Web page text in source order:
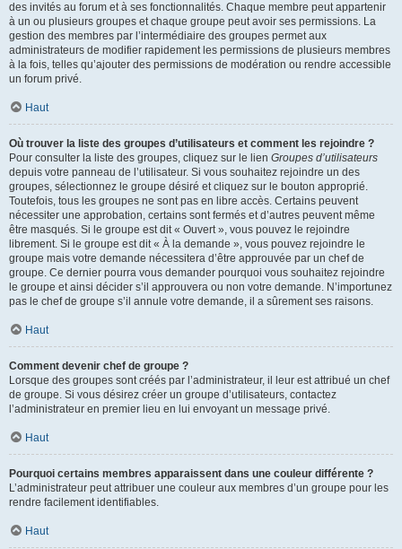
des invités au forum et à ses fonctionnalités. Chaque membre peut appartenir
à un ou plusieurs groupes et chaque groupe peut avoir ses permissions. La
gestion des membres par l’intermédiaire des groupes permet aux
administrateurs de modifier rapidement les permissions de plusieurs membres
à la fois, telles qu’ajouter des permissions de modération ou rendre accessible
un forum privé.
Haut
Où trouver la liste des groupes d’utilisateurs et comment les rejoindre ?
Pour consulter la liste des groupes, cliquez sur le lien Groupes d’utilisateurs
depuis votre panneau de l’utilisateur. Si vous souhaitez rejoindre un des
groupes, sélectionnez le groupe désiré et cliquez sur le bouton approprié.
Toutefois, tous les groupes ne sont pas en libre accès. Certains peuvent
nécessiter une approbation, certains sont fermés et d’autres peuvent même
être masqués. Si le groupe est dit « Ouvert », vous pouvez le rejoindre
librement. Si le groupe est dit « À la demande », vous pouvez rejoindre le
groupe mais votre demande nécessitera d’être approuvée par un chef de
groupe. Ce dernier pourra vous demander pourquoi vous souhaitez rejoindre
le groupe et ainsi décider s’il approuvera ou non votre demande. N’importunez
pas le chef de groupe s’il annule votre demande, il a sûrement ses raisons.
Haut
Comment devenir chef de groupe ?
Lorsque des groupes sont créés par l’administrateur, il leur est attribué un chef
de groupe. Si vous désirez créer un groupe d’utilisateurs, contactez
l’administrateur en premier lieu en lui envoyant un message privé.
Haut
Pourquoi certains membres apparaissent dans une couleur différente ?
L’administrateur peut attribuer une couleur aux membres d’un groupe pour les
rendre facilement identifiables.
Haut